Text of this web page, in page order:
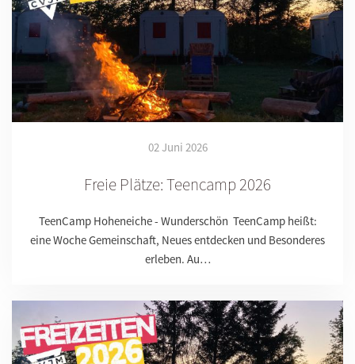
02 Juni 2026
Freie Plätze: Teencamp 2026
TeenCamp Hoheneiche - Wunderschön TeenCamp heißt:
eine Woche Gemeinschaft, Neues entdecken und Besonderes
erleben. Au…